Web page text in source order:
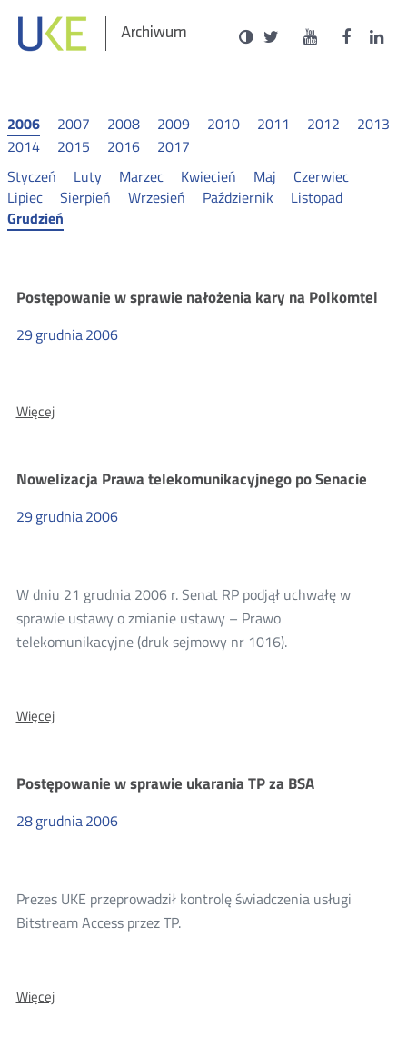
Archiwum Ustawienia
Wersja
Social
Media
UKE
Otwórz
UKE
OtwórzUKE
2006 2007 2008 2009 2010 2011 2012
2013
2014
2015 2016
2017
Styczeń
Luty Marzec Kwiecień Maj
Czerwiec
Lipiec
Sierpień Wrzesień Październik
Listopad
Grudzień
Komunikaty
2006
Postępowanie w sprawie nałożenia kary na Polkomtel
29grudnia2006
WięcejO:
sprawie
nałożenia
kary
Nowelizacja Prawa telekomunikacyjnego po Senacie
29grudnia2006
W dniu 21 grudnia 2006 r. Senat RP podjął uchwałę w
sprawie ustawy o zmianie ustawy – Prawo
telekomunikacyjne (druk sejmowy nr 1016).
WięcejO:
telekomunikacyjnego
po
Senacie
Postępowanie w sprawie ukarania TP za BSA
28grudnia2006
Prezes UKE przeprowadził kontrolę świadczenia usługi
Bitstream Access przez TP.
WięcejO: